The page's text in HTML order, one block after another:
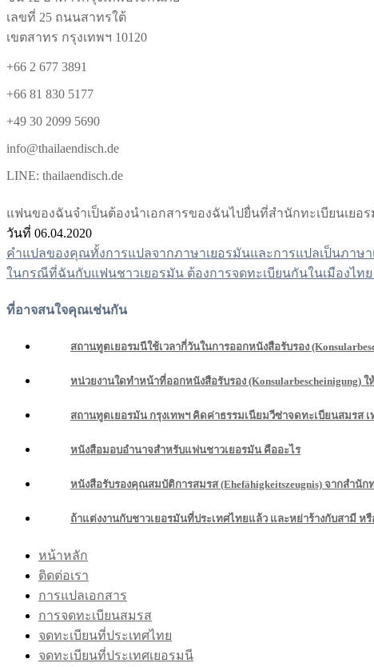
เลขที่ 25 ถนนสาทรใต้
เขตสาทร กรุงเทพฯ 10120
+66 2 677 3891
+66 81 830 5177
+49 30 2099 5690
info@thailaendisch.de
LINE: thailaendisch.de
แฟนของฉันจำเป็นต้องนำเอกสารของฉันไปยื่นที่สำนักทะเบียนเยอ
วันที่ 06.04.2020
แนะแนว
คำแปลของคุณทั้งการแปลจากภาษาเยอรมันและการแปลเป็นภาษ
ในกรณีที่ฉันกับแฟนชาวเยอรมัน ต้องการจดทะเบียนกันในเมืองไท
ที่อาจสนใจคุณเช่นกัน
สถานทูตเยอรมนีใช้เวลากี่วันในการออกหนังสือรับรอง
หน่วยงานใดทำหน้าที่ออกหนังสือรับรอง (Konsularbescheinigung)
สถานทูตเยอรมัน กรุงเทพฯ คิดค่าธรรมเนียมวีซ่าจดทะเบียนสมรส เ
หนังสือมอบอำนาจสำหรับแฟนชาวเยอรมัน คืออะไร
หนังสือรับรองคุณสมบัติการสมรส (Ehefähigkeitszeugnis) จากสำ
ถ้าแต่งงานกับชาวเยอรมันที่ประเทศไทยแล้ว และหย่าร้างกับสามี
หน้าหลัก
ติดต่อเรา
การแปลเอกสาร
การจดทะเบียนสมรส
จดทะเบียนที่ประเทศไทย
จดทะเบียนที่ประเทศเยอรมนี